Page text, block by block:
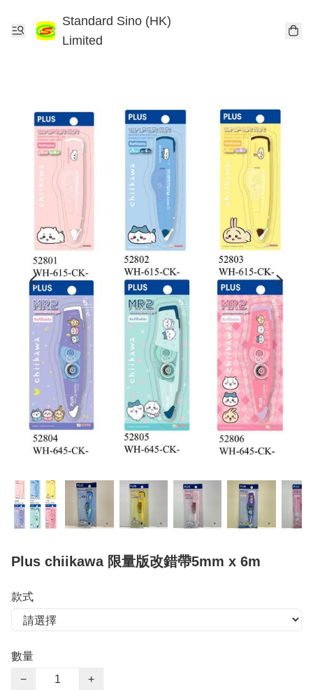
Standard Sino (HK)
Limited
Plus chiikawa 限量版改錯帶5mm x 6m
款式
數量
−
+